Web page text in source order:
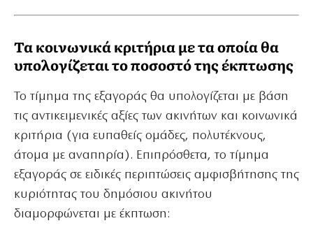
Τα κοινωνικά κριτήρια με τα οποία θα
υπολογίζεται το ποσοστό της έκπτωσης
Το τίμημα της εξαγοράς θα υπολογίζεται με βάση
τις αντικειμενικές αξίες των ακινήτων και κοινωνικά
κριτήρια (για ευπαθείς ομάδες, πολυτέκνους,
άτομα με αναπηρία). Επιπρόσθετα, το τίμημα
εξαγοράς σε ειδικές περιπτώσεις αμφισβήτησης της
κυριότητας του δημόσιου ακινήτου
διαμορφώνεται με έκπτωση: